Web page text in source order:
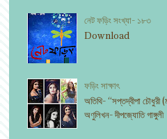
নেট ফড়িং সংখ্যা- ১৮৩
Download
ফড়িং সাক্ষাৎ
অতিথি- “সপ্তদ্বীপা চৌধুরী
অণুলিখন- দীপজ্যোতি